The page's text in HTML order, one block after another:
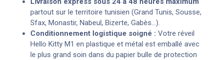
partout sur le territoire tunisien (Grand Tunis, Sousse,
Sfax, Monastir, Nabeul, Bizerte, Gabès...).
Conditionnement logistique soigné : Votre réveil
Hello Kitty M1 en plastique et métal est emballé avec
le plus grand soin dans du papier bulle de protection